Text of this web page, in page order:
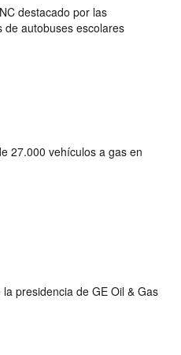
destacado por las
autobuses escolares
27.000 vehículos a gas en
presidencia de GE Oil & Gas